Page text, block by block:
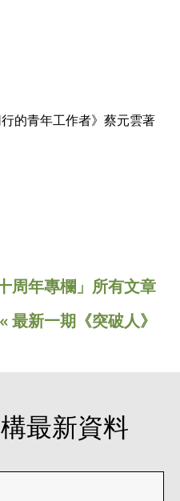
的青年工作者》蔡元雲著
周年專欄」所有文章
« 最新一期《突破人》
最新資料